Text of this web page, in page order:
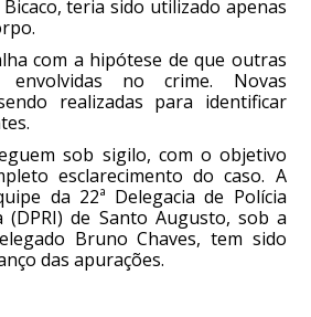
teria sido utilizado apenas
com a hipótese de que outras
envolvidas no crime. Novas
realizadas para identificar
sob sigilo, com o objetivo
esclarecimento do caso. A
da 22ª Delegacia de Polícia
(DPRI) de Santo Augusto, sob a
Bruno Chaves, tem sido
das apurações.